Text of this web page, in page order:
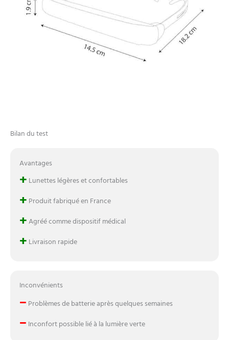
Bilan du test
Avantages
+ Lunettes légères et confortables
+ Produit fabriqué en France
+Agréé comme dispositif médical
+ Livraison rapide
Inconvénients
– Problèmes de batterie après quelques semaines
– Inconfort possible lié à la lumière verte